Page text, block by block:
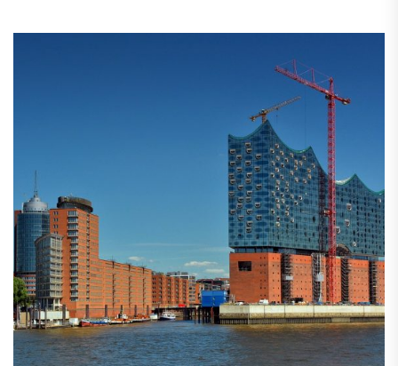
Что если каждому городу...